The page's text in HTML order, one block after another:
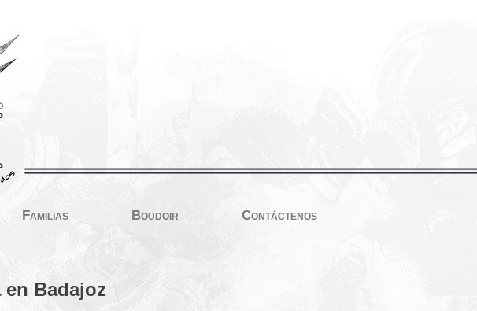
Familias Boudoir Contáctenos
Badajoz